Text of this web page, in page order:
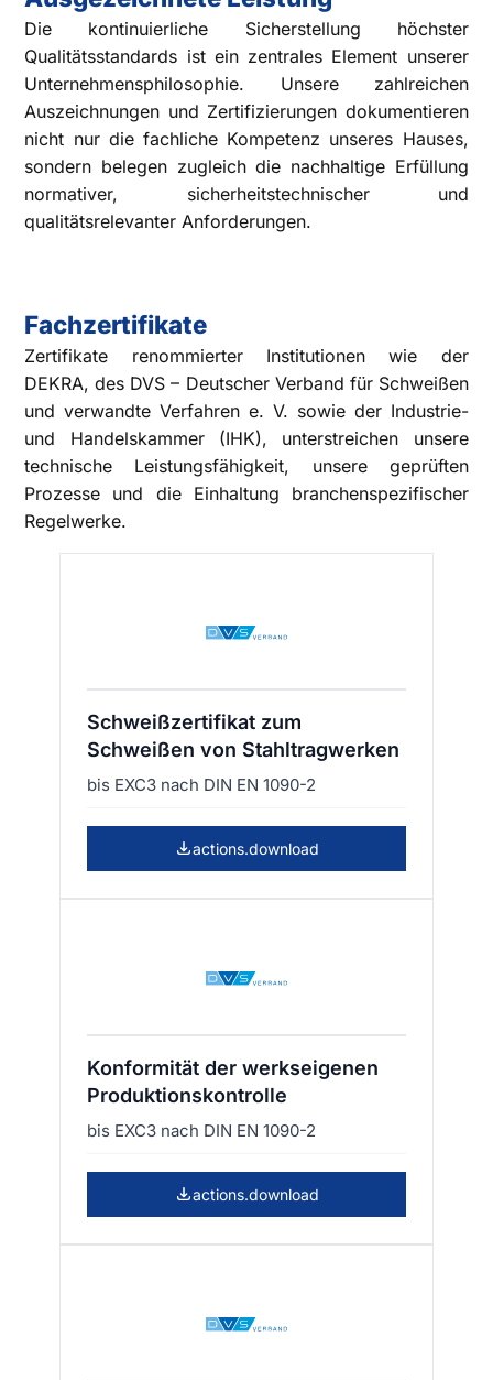
Die kontinuierliche Sicherstellung höchster
Qualitätsstandards ist ein zentrales Element unserer
Unternehmensphilosophie. Unsere zahlreichen
Auszeichnungen und Zertifizierungen dokumentieren
nicht nur die fachliche Kompetenz unseres Hauses,
sondern belegen zugleich die nachhaltige Erfüllung
normativer, sicherheitstechnischer und
qualitätsrelevanter Anforderungen.
Fachzertifikate
Zertifikate renommierter Institutionen wie der
DEKRA,des DVS – Deutscher Verband für Schweißen
und verwandte Verfahren e. V. sowie der Industrie-
und Handelskammer (IHK), unterstreichen unsere
technische Leistungsfähigkeit, unsere geprüften
Prozesse und die Einhaltung branchenspezifischer
Regelwerke.
Schweißzertifikat zum
Schweißen von Stahltragwerken
bis EXC3 nach DIN EN 1090-2
actions.download
Konformität der werkseigenen
Produktionskontrolle
bis EXC3 nach DIN EN 1090-2
actions.download